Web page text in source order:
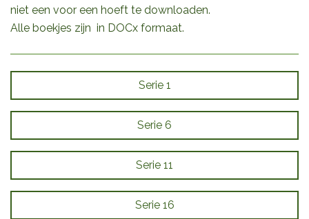
niet een voor een hoeft te downloaden.
Alle boekjes zijn in DOCx formaat.
Serie 1
Serie 6
Serie 11
Serie 16